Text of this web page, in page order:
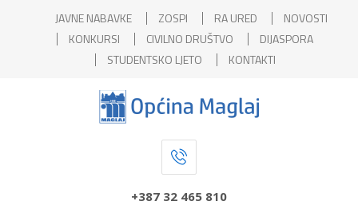
JAVNE NABAVKE ZOSPI RA URED
NOVOSTI
KONKURSI
CIVILNO DRUŠTVO
DIJASPORA
STUDENTSKO LJETO
KONTAKTI
+387 32 465 810